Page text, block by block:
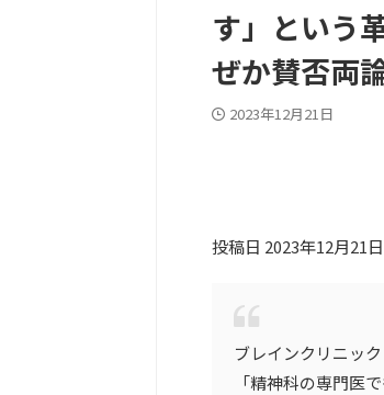
す」という
ぜか賛否両
2023年12月21日
投稿日 2023年12月21
ブレインクリニック
「精神科の専門医